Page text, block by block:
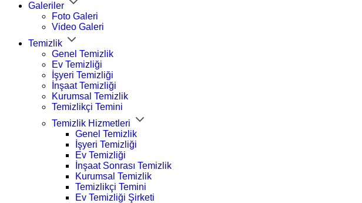
Galeriler
Foto Galeri
Video Galeri
Temizlik
Genel Temizlik
Ev Temizliği
İşyeri Temizliği
İnşaat Temizliği
Kurumsal Temizlik
Temizlikçi Temini
Temizlik Hizmetleri
Genel Temizlik
İşyeri Temizliği
Ev Temizliği
İnşaat Sonrası Temizlik
Kurumsal Temizlik
Temizlikçi Temini
Ev Temizliği Şirketi